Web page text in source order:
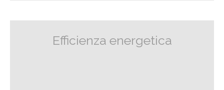
Efficienza energetica